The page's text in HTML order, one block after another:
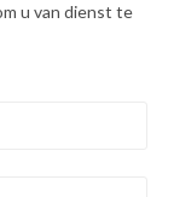
u van dienst te